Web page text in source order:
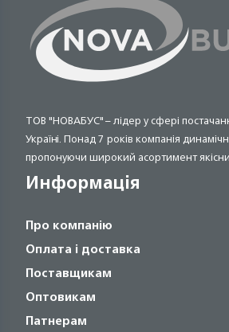
ТОВ "НОВАБУС" – лідер у сфері
Україні. Понад 7 років компанія
пропонуючи широкий асортимент
Информація
Про компанію
Оплата і доставка
Поставщикам
Оптовикам
Патнерам